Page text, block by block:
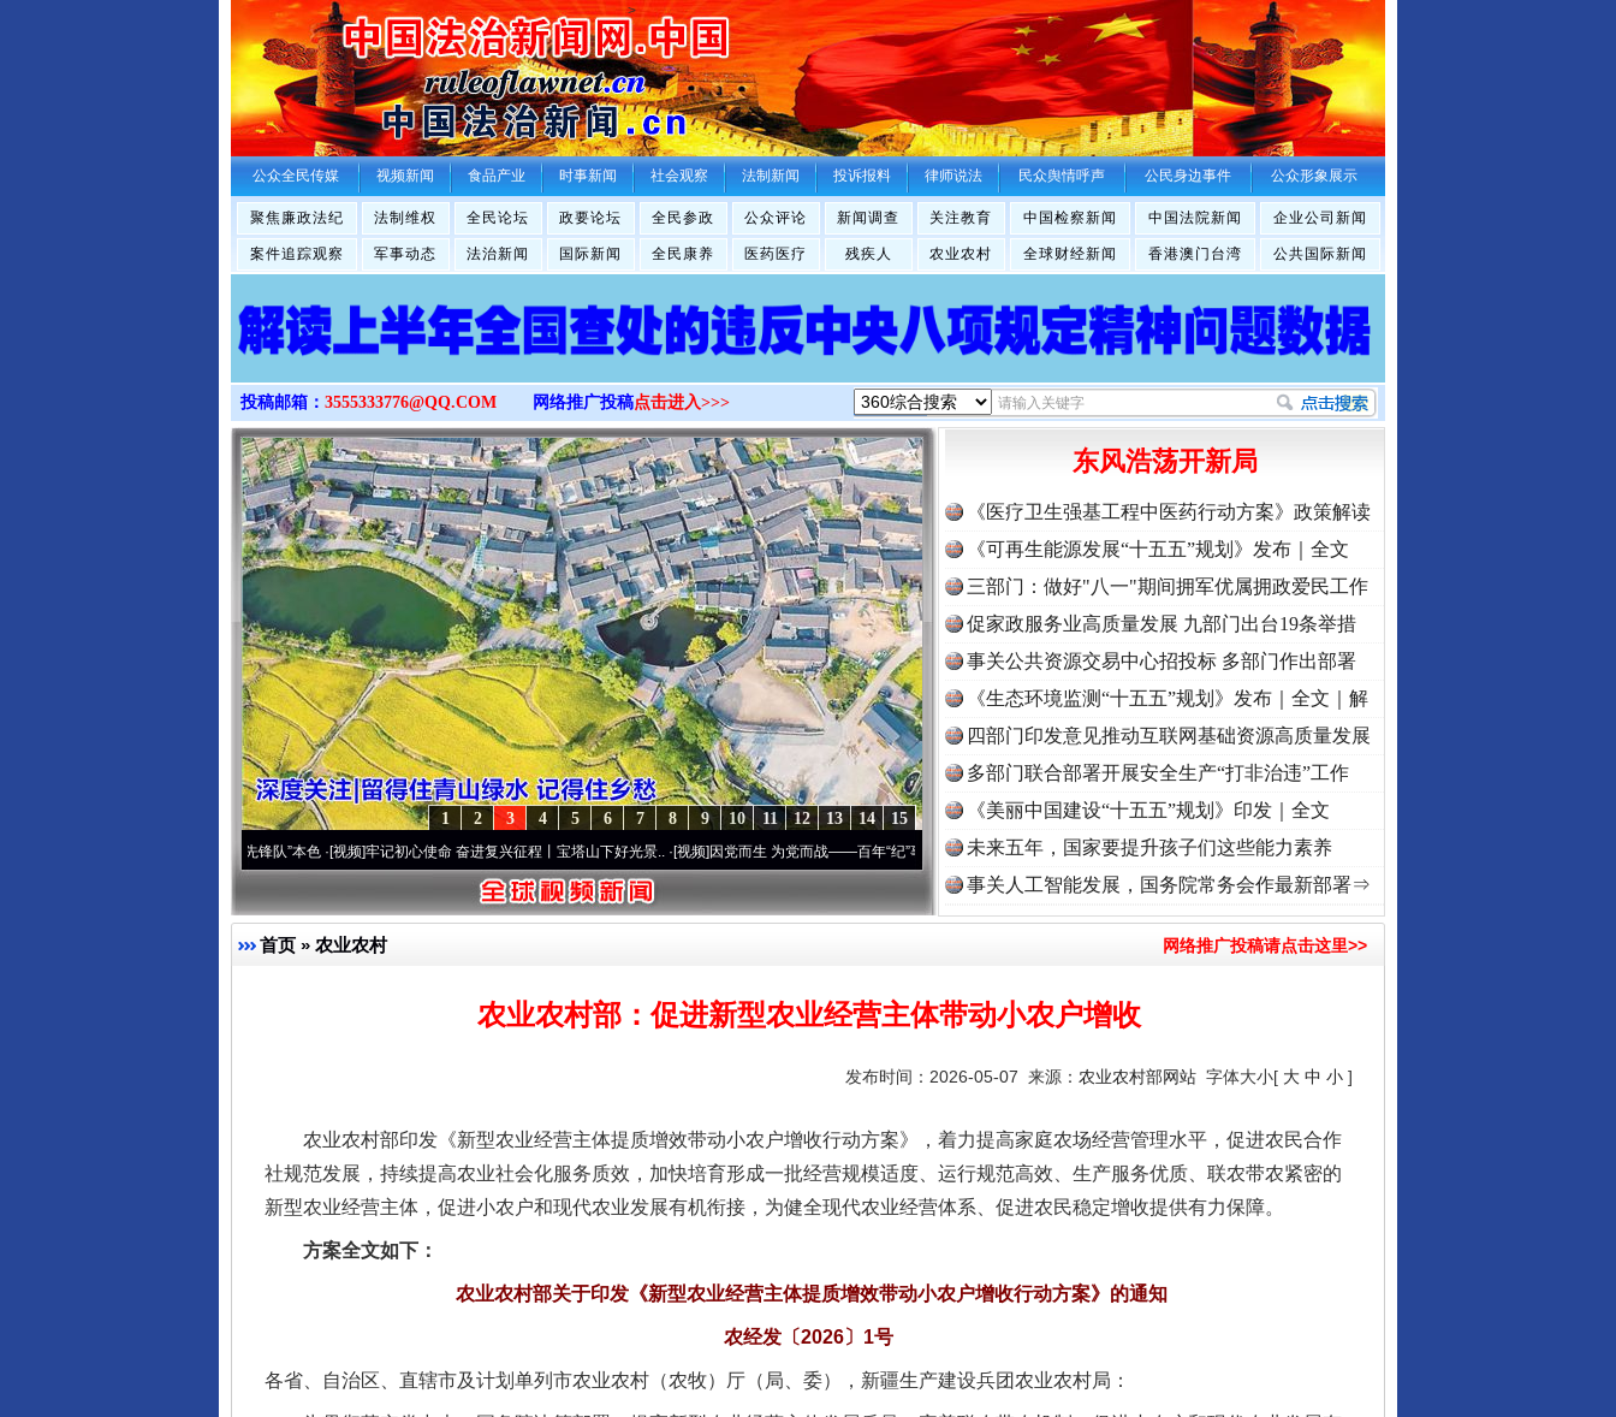
>
公众全民传媒 视频新闻 食品产业 时事新闻 社会观察 法制新闻 投诉报料 律师说法 民众舆情呼声 公民身边事件 公众形象展示
聚焦廉政法纪 法制维权 全民论坛 政要论坛 全民参政 公众评论 新闻调查 关注教育 中国检察新闻 中国法院新闻 企业公司新闻
案件追踪观察 军事动态 法治新闻 国际新闻 全民康养 医药医疗 残疾人 农业农村 全球财经新闻 香港澳门台湾 公共国际新闻
投稿邮箱： 3555333776@QQ.COM 网络推广投稿点击进入>>>
15
14
13
12
11
10
9
8
7
6
5
4
3
2
1
·[视频]牢记初心使命 奋进复兴征程丨宝塔山下好光景..·[视频]因党而生 为党而战——百年“纪”事⑧加强纪律.. ·[视频]牢记初心使命 奋进复兴征程丨“转折之城”激荡..·[视频]牢记初心使命 奋进复兴征程丨红船起航处 潮起..
东风浩荡开新局
《医疗卫生强基工程中医药行动方案》政策解读
《可再生能源发展“十五五”规划》发布｜全文
三部门：做好"八一"期间拥军优属拥政爱民工作
促家政服务业高质量发展 九部门出台19条举措
事关公共资源交易中心招投标 多部门作出部署
《生态环境监测“十五五”规划》发布｜全文｜解
读
四部门印发意见推动互联网基础资源高质量发展
多部门联合部署开展安全生产“打非治违”工作
《美丽中国建设“十五五”规划》印发｜全文
未来五年，国家要提升孩子们这些能力素养
事关人工智能发展，国务院常务会作最新部署⇒
首页 » 农业农村 网络推广投稿请点击这里>>
农业农村部：促进新型农业经营主体带动小农户增收
发布时间：2026-05-07 来源： 农业农村部网站 字体大小[ 大 中 小 ]
农业农村部印发《新型农业经营主体提质增效带动小农户增收行动方案》，着力提高家庭农场经营管理水平，促进农民合作
社规范发展，持续提高农业社会化服务质效，加快培育形成一批经营规模适度、运行规范高效、生产服务优质、联农带农紧密的
新型农业经营主体，促进小农户和现代农业发展有机衔接，为健全现代农业经营体系、促进农民稳定增收提供有力保障。
方案全文如下：
农业农村部关于印发《新型农业经营主体提质增效带动小农户增收行动方案》的通知
农经发〔2026〕1号
各省、自治区、直辖市及计划单列市农业农村（农牧）厅（局、委），新疆生产建设兵团农业农村局：